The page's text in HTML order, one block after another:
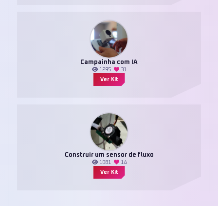
Campainha com IA
1295
31
Ver Kit
Construir um sensor de fluxo
1081
14
Ver Kit